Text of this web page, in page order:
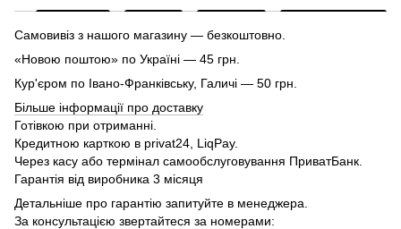
Самовивіз з нашого магазину — безкоштовно.
«Новою поштою» по Україні — 45 грн.
Кур'єром по Івано-Франківську, Галичі — 50 грн.
Більше інформації про доставку
Готівкою при отриманні.
Кредитною карткою в privat24, LiqPay.
Через касу або термінал самообслуговування ПриватБанк.
Гарантія від виробника 3 місяця
Детальніше про гарантію запитуйте в менеджера.
За консультацією звертайтеся за номерами: